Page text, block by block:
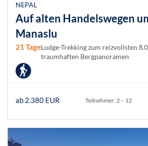
NEPAL
Auf alten Handelswegen
Manaslu
21 TageLodge-Trekking zum reizvollsten
traumhaften Bergpanoramen
ab 2.380 EUR Teilnehmer: 2 – 12